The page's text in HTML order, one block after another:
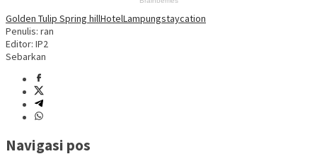
Golden Tulip Spring hillHotelLampungstaycation
Penulis: ran
Editor: IP2
Sebarkan
Navigasi pos